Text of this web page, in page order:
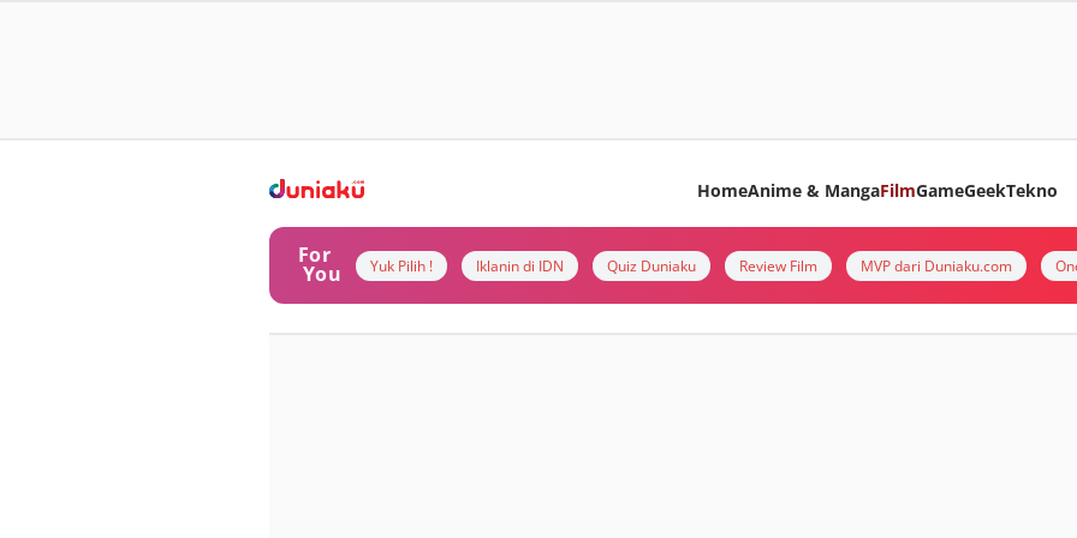
HomeAnime & MangaFilmGameGeekTekno
For
You Yuk Pilih ! Iklanin di IDN Quiz Duniaku Review Film MVP dari Duniaku.com